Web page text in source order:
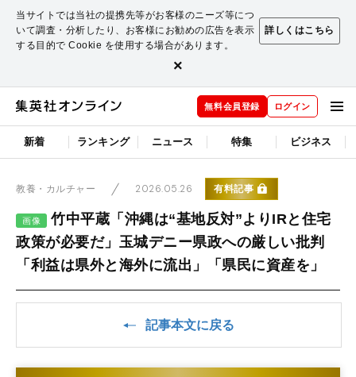
当サイトでは当社の提携先等がお客様のニーズ等につ
いて調査・分析したり、お客様にお勧めの広告を表示
する目的で Cookie を使用する場合があります。
詳しくはこちら
×
無料会員登録 ログイン
新着 ランキング ニュース 特集 ビジネス
教養・カルチャー 2026.05.26 有料記事
画像
竹中平蔵「沖縄は“基地反対”よりIRと住宅
政策が必要だ」玉城デニー県政への厳しい批判
「利益は県外と海外に流出」「県民に資産を」
記事本文に戻る